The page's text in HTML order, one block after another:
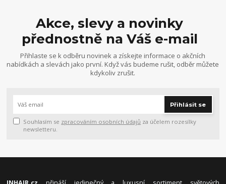
Akce, slevy a novinky
přednostně na Váš e-mail
Přihlaste se k odběru novinek a získejte informace o akčních
nabídkách a slevách jako první. Když vás budeme rušit, odběr můžete
kdykoliv zrušit.
Přihlásit se
Souhlasím se zpracováním osobních údajů za účelem rozesílky
newsletteru.